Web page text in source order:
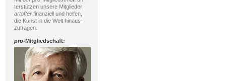
terstützen unsere Mitglieder
artofferfinanziell und helfen,
die Kunst in die Welt hinaus-
zutragen.
pro-Mitgliedschaft: